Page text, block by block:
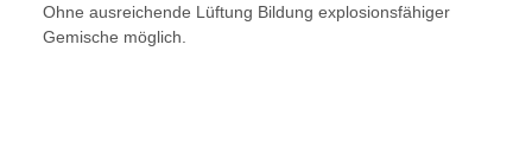
Ohne ausreichende Lüftung Bildung explosionsfähiger
Gemische möglich.